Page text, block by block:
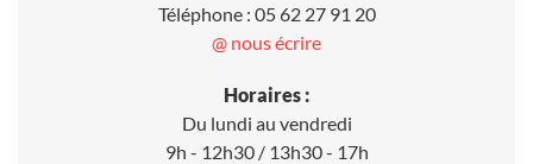
Téléphone : 05 62 27 91 20
@ nous écrire
Horaires :
Du lundi au vendredi
9h - 12h30 / 13h30 - 17h